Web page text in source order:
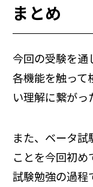
まとめ
今回の受験を通
各機能を触って
い理解に繋がっ
また、ベータ
ことを今回初め
試験勉強の過程